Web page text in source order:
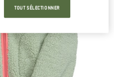
TOUT SÉLECTIONNER